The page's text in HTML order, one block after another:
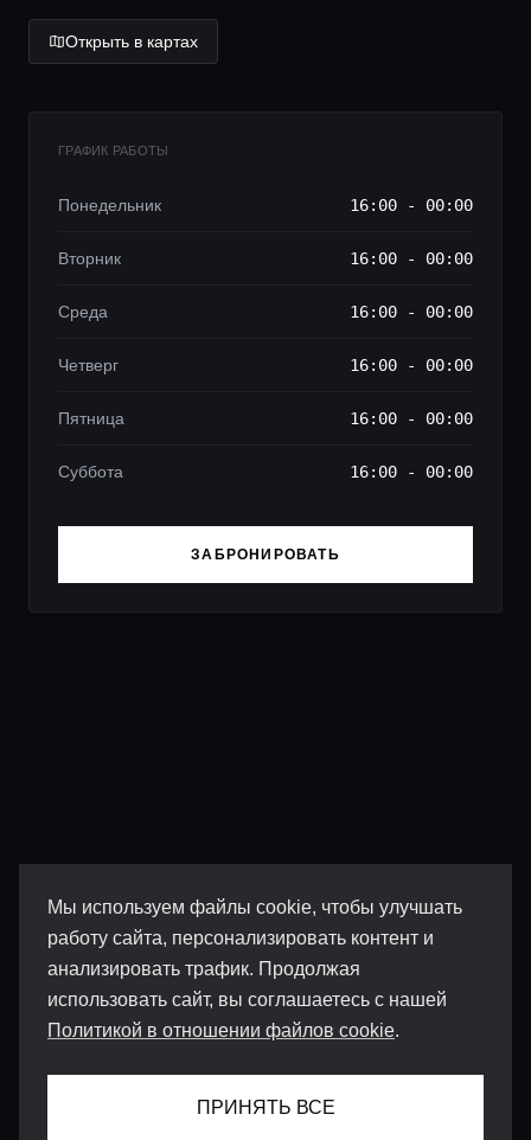
Мы используем файлы cookie, чтобы улучшать
работу сайта, персонализировать контент и
анализировать трафик. Продолжая
использовать сайт, вы соглашаетесь с нашей
Политикой в отношении файлов cookie.
ПРИНЯТЬ ВСЕ
Lifestyle журнал
Открыть в картах
ГРАФИК РАБОТЫ
Понедельник 16:00 - 00:00
Вторник 16:00 - 00:00
Среда 16:00 - 00:00
Четверг 16:00 - 00:00
Пятница 16:00 - 00:00
Суббота 16:00 - 00:00
ЗАБРОНИРОВАТЬ